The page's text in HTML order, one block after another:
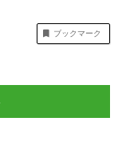
ブックマーク